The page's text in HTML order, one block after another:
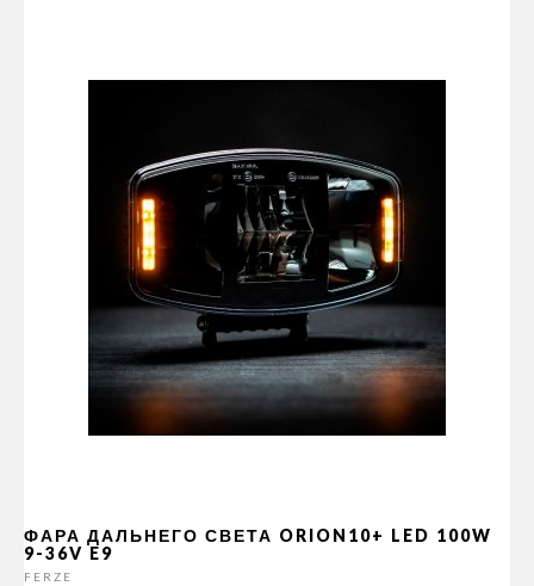
ФАРА ДАЛЬНЕГО СВЕТА ORION10+ LED 100W
9-36V E9
FERZE